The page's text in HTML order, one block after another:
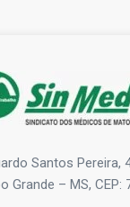
Santos Pereira,
Grande – MS, CEP: